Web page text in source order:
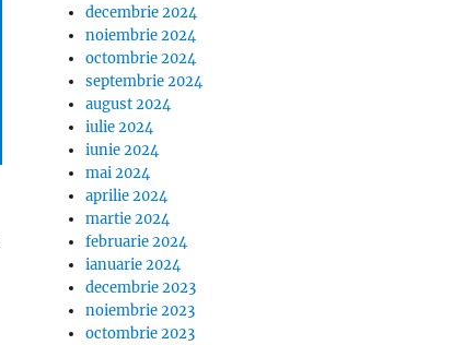
decembrie 2024
noiembrie 2024
octombrie 2024
septembrie 2024
august 2024
iulie 2024
iunie 2024
mai 2024
aprilie 2024
martie 2024
februarie 2024
ianuarie 2024
decembrie 2023
noiembrie 2023
octombrie 2023